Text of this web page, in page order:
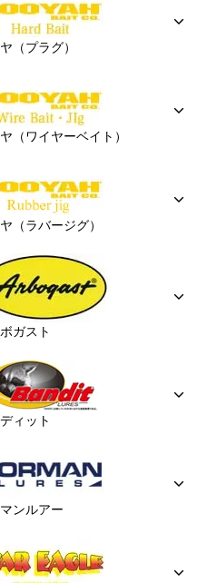
（プラグ）
（ワイヤーベイト）
（ラバージグ）
ガスト
ィット
ンルアー